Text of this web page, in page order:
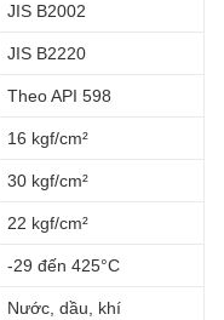
JIS B2002
JIS B2220
Theo API 598
16 kgf/cm²
30 kgf/cm²
22 kgf/cm²
-29 đến 425°C
Nước, dầu, khí